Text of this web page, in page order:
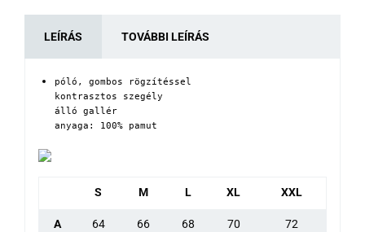
LEÍRÁS TOVÁBBI LEÍRÁS
póló, gombos rögzítéssel
kontrasztos szegély
álló gallér
anyaga: 100% pamut
S M L XL XXL
A 64 66 68 70 72